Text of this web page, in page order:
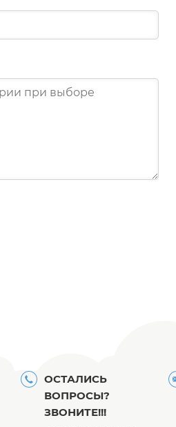
ОСТАЛИСЬ
ВОПРОСЫ?
ЗВОНИТЕ!!!